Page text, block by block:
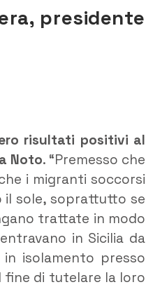
presidente
risultati positivi al
Noto. “Premesso che
i migranti soccorsi
il sole, soprattutto se
trattate in modo
in Sicilia da
isolamento presso
di tutelare la loro